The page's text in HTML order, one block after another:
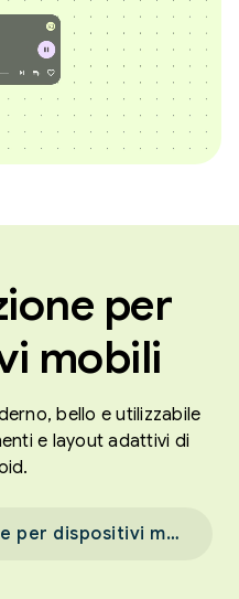
per
mobili
bello e utilizzabile
e layout adattivi di
Scopri la progettazione per dispositivi mobili →